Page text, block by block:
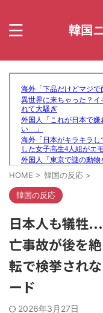
韓国
HOME > 韓国の反応 >
韓国の反応
日本人も犠牲
亡事故が後を
転で検挙され
ード
2026年3月27日